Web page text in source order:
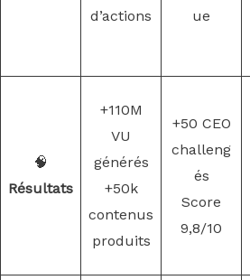
d’actions
ue
🧠
Résultats
+110M
VU
générés
+50k
contenus
produits
+50 CEO
challeng
és
Score
9,8/10